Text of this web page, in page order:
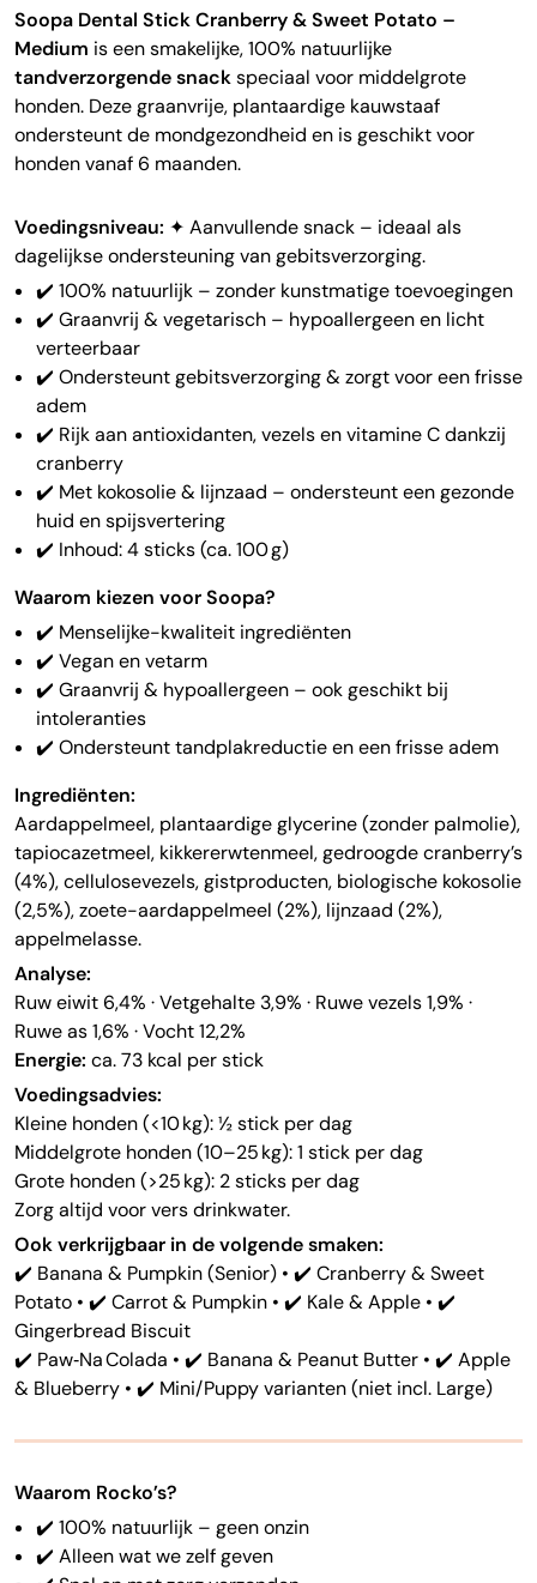
Soopa Dental Stick Cranberry & Sweet Potato –
Medium is een smakelijke, 100% natuurlijke
tandverzorgende snackspeciaal voor middelgrote
honden. Deze graanvrije, plantaardige kauwstaaf
ondersteunt de mondgezondheid en is geschikt voor
honden vanaf 6 maanden.
Voedingsniveau: ✦ Aanvullende snack – ideaal als
dagelijkse ondersteuning van gebitsverzorging.
✔️ 100% natuurlijk – zonder kunstmatige toevoegingen
✔️ Graanvrij & vegetarisch – hypoallergeen en licht
verteerbaar
✔️ Ondersteunt gebitsverzorging & zorgt voor een frisse
adem
✔️ Rijk aan antioxidanten, vezels en vitamine C dankzij
cranberry
✔️ Met kokosolie & lijnzaad – ondersteunt een gezonde
huid en spijsvertering
✔️ Inhoud: 4 sticks (ca. 100 g)
Waarom kiezen voor Soopa?
✔️ Menselijke-kwaliteit ingrediënten
✔️ Vegan en vetarm
✔️ Graanvrij & hypoallergeen – ook geschikt bij
intoleranties
✔️ Ondersteunt tandplakreductie en een frisse adem
Ingrediënten:
Aardappelmeel, plantaardige glycerine (zonder palmolie),
tapiocazetmeel, kikkererwtenmeel, gedroogde cranberry’s
(4%), cellulosevezels, gistproducten, biologische kokosolie
(2,5%), zoete-aardappelmeel (2%), lijnzaad (2%),
appelmelasse.
Analyse:
Ruw eiwit 6,4% · Vetgehalte 3,9% · Ruwe vezels 1,9% ·
Ruwe as 1,6% · Vocht 12,2%
Energie: ca. 73 kcal per stick
Voedingsadvies:
Kleine honden (<10 kg): ½ stick per dag
Middelgrote honden (10–25 kg): 1 stick per dag
Grote honden (>25 kg): 2 sticks per dag
Zorg altijd voor vers drinkwater.
Ook verkrijgbaar in de volgende smaken:
✔️ Banana & Pumpkin (Senior) • ✔️ Cranberry & Sweet
Potato • ✔️ Carrot & Pumpkin • ✔️ Kale & Apple • ✔️
Gingerbread Biscuit
✔️ Paw‑Na Colada • ✔️ Banana & Peanut Butter • ✔️ Apple
& Blueberry • ✔️ Mini/Puppy varianten (niet incl. Large)
Waarom Rocko’s?
✔️ 100% natuurlijk – geen onzin
✔️ Alleen wat we zelf geven